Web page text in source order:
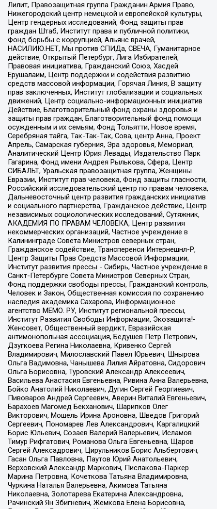
Лилит, Правозащитная группа Гражданин.Армия.Право,
Нижегородский центр немецкой и европейской культуры,
Центр гендерных исследований, Фонд защиты прав
граждан Штаб, Институт права и публичной политики,
Фонд борьбы с коррупцией, Альянс врачей,
НАСИЛИЮ.НЕТ, Мы против СПИДа, СВЕЧА, Гуманитарное
действие, Открытый Петербург, Лига Избирателей,
Правовая инициатива, Гражданский Союз, Хасдей
Ерушалаим, Центр поддержки и содействия развитию
средств массовой информации, Горячая Линия, В защиту
прав заключенных, Институт глобализации и социальных
движений, Центр социально-информационных инициатив
Действие, Благотворительный фонд охраны здоровья и
защиты прав граждан, Благотворительный фонд помощи
осужденным и их семьям, Фонд Тольятти, Новое время,
Серебряная тайга, Так-Так-Так, Сова, центр Анна, Проект
Апрель, Самарская губерния, Эра здоровья, Мемориал,
Аналитический Центр Юрия Левады, Издательство Парк
Гагарина, Фонд имени Андрея Рылькова, Сфера, Центр
СИБАЛЬТ, Уральская правозащитная группа, Женщины
Евразии, Институт прав человека, Фонд защиты гласности,
Российский исследовательский центр по правам человека,
Дальневосточный центр развития гражданских инициатив
и социального партнерства, Гражданское действие, Центр
независимых социологических исследований, Сутяжник,
АКАДЕМИЯ ПО ПРАВАМ ЧЕЛОВЕКА, Центр развития
некоммерческих организаций, Частное учреждение в
Калининграде Совета Министров северных стран,
Гражданское содействие, Трансперенси Интернешнл-Р,
Центр Защиты Прав Средств Массовой Информации,
Институт развития прессы - Сибирь, Частное учреждение в
Санкт-Петербурге Совета Министров Северных Стран,
Фонд поддержки свободы прессы, Гражданский контроль,
Человек и Закон, Общественная комиссия по сохранению
наследия академика Сахарова, Информационное
агентство МЕМО. РУ, Институт региональной прессы,
Институт Развития Свободы Информации, Экозащита!-
Женсовет, Общественный вердикт, Евразийская
антимонопольная ассоциация, Бедушев Петр Петрович,
Дзугкоева Регина Николаевна, Кривенко Сергей
Владимирович, Милославский Павел Юрьевич, Шнырова
Ольга Вадимовна, Чанышева Лилия Айратовна, Сидорович
Ольга Борисовна, Туровский Александр Алексеевич,
Васильева Анастасия Евгеньевна, Ривина Анна Валерьевна,
Бойко Анатолий Николаевич, Дугин Сергей Георгиевич,
Пивоваров Андрей Сергеевич, Аверин Виталий Евгеньевич,
Барахоев Магомед Бекханович, Шарипков Олег
Викторович, Мошель Ирина Ароновна, Шведов Григорий
Сергеевич, Пономарев Лев Александрович, Каргалицкий
Борис Юльевич, Созаев Валерий Валерьевич, Исламов
Тимур Рифгатович, Романова Ольга Евгеньевна, Щаров
Сергей Алексадрович, Цирульников Борис Альбертович,
Гасан Ольга Павловна, Паутов Юрий Анатольевич,
Верховский Александр Маркович, Пислакова-Паркер
Марина Петровна, Кочеткова Татьяна Владимировна,
Чуркина Наталья Валерьевна, Акимова Татьяна
Николаевна, Золотарева Екатерина Александровна,
Рачинский Ян Збигневич, Жемкова Елена Борисовна,